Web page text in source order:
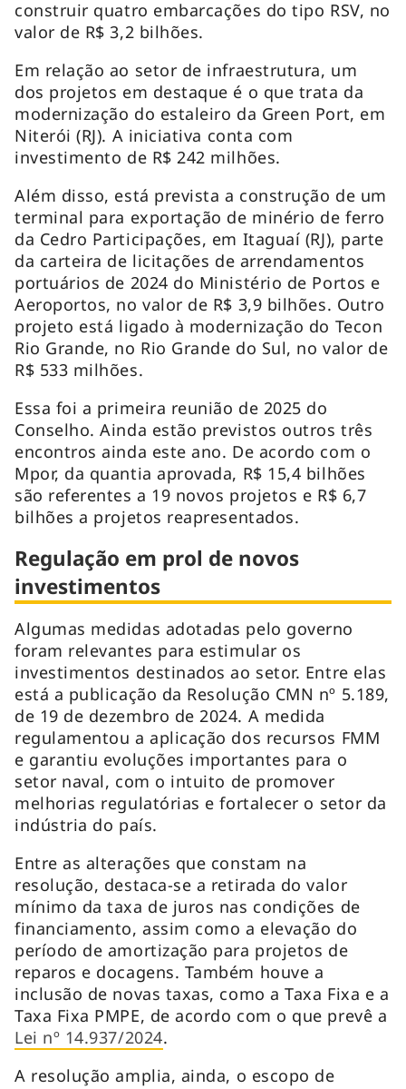
construir quatro embarcações do tipo RSV, no
valor de R$ 3,2 bilhões.
Em relação ao setor de infraestrutura, um
dos projetos em destaque é o que trata da
modernização do estaleiro da Green Port, em
Niterói (RJ). A iniciativa conta com
investimento de R$ 242 milhões.
Além disso, está prevista a construção de um
terminal para exportação de minério de ferro
da Cedro Participações, em Itaguaí (RJ), parte
da carteira de licitações de arrendamentos
portuários de 2024 do Ministério de Portos e
Aeroportos, no valor de R$ 3,9 bilhões. Outro
projeto está ligado à modernização do Tecon
Rio Grande, no Rio Grande do Sul, no valor de
R$ 533 milhões.
Essa foi a primeira reunião de 2025 do
Conselho. Ainda estão previstos outros três
encontros ainda este ano. De acordo com o
Mpor, da quantia aprovada, R$ 15,4 bilhões
são referentes a 19 novos projetos e R$ 6,7
bilhões a projetos reapresentados.
Regulação em prol de novos
investimentos
Algumas medidas adotadas pelo governo
foram relevantes para estimular os
investimentos destinados ao setor. Entre elas
está a publicação da Resolução CMN nº 5.189,
de 19 de dezembro de 2024. A medida
regulamentou a aplicação dos recursos FMM
e garantiu evoluções importantes para o
setor naval, com o intuito de promover
melhorias regulatórias e fortalecer o setor da
indústria do país.
Entre as alterações que constam na
resolução, destaca-se a retirada do valor
mínimo da taxa de juros nas condições de
financiamento, assim como a elevação do
período de amortização para projetos de
reparos e docagens. Também houve a
inclusão de novas taxas, como a Taxa Fixa e a
Taxa Fixa PMPE, de acordo com o que prevê a
Lei nº 14.937/2024.
A resolução amplia, ainda, o escopo de